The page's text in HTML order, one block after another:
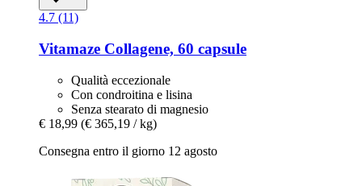
4.7 (11)
Vitamaze Collagene, 60 capsule
Qualità eccezionale
Con condroitina e lisina
Senza stearato di magnesio
€ 18,99 (€ 365,19 / kg)
Consegna entro il giorno 12 agosto